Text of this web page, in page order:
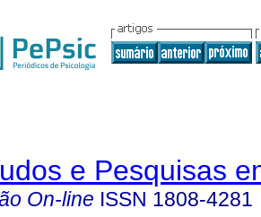
e Pesquisas
On-line ISSN 1808-4281